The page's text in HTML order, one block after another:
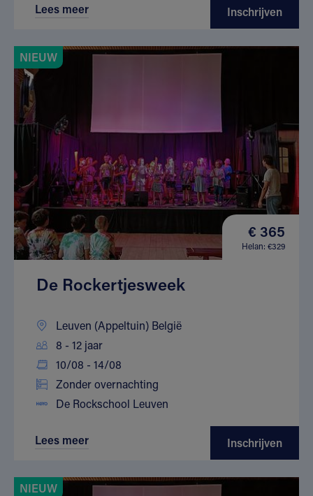
Lees meer Inschrijven
NIEUW
€ 365
Helan: €329
De Rockertjesweek
Leuven (Appeltuin) België
8 - 12 jaar
10/08 - 14/08
Zonder overnachting
De Rockschool Leuven
Lees meer Inschrijven
NIEUW